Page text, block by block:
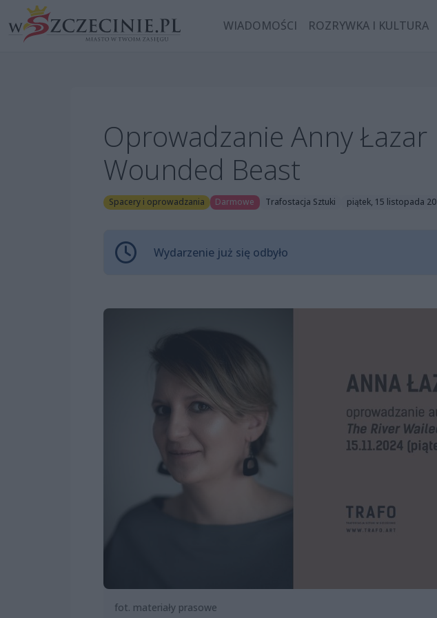
WIADOMOŚCI ROZRYWKA I KULTURA
Oprowadzanie Anny
Wounded Beast
Spacery i oprowadzania Darmowe Trafostacja Sztuki piątek, 15 listopada
Wydarzenie już się odbyło
fot. materiały prasowe